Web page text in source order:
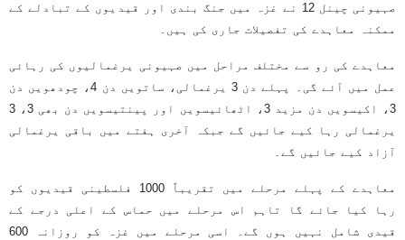
صہیونی چینل 12 نے غزہ میں جنگ بندی اور قیدیوں کے تبادلے کے
ممکنہ معاہدے کی تفصیلات جاری کی ہیں۔
معاہدے کی رو سے مختلف مراحل میں صہیونی یرغمالیوں کی رہائی
عمل میں آئے گی۔ پہلے دن 3 یرغمالی، ساتویں دن 4، چودھویں دن
3، اکیسویں دن مزید 3، اٹھائیسویں اور پینتیسویں دن بھی 3، 3
یرغمالی رہا کیے جائیں گے جبکہ آخری ہفتے میں باقی یرغمالی
آزاد کیے جائیں گے۔
معاہدے کے پہلے مرحلے میں تقریباً 1000 فلسطینی قیدیوں کو
رہا کیا جائے گا تاہم اس مرحلے میں حماس کے اعلی درجے کے
قیدی شامل نہیں ہوں گے۔ اسی مرحلے میں غزہ کو روزانہ 600